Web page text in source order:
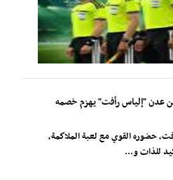
عدن "إلياس رأفت" يهزم خصمه
حضوره القوي مع لعبة الملاكمة،
للذات و...